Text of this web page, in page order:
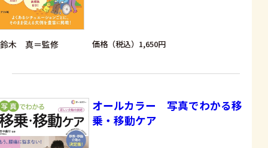
鈴木 真＝監修 価格（税込）1,650円
オールカラー 写真でわかる移
乗・移動ケア